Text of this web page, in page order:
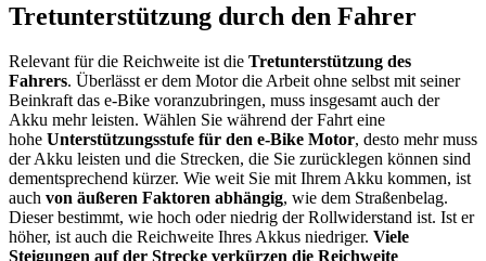
Tretunterstützung durch den Fahrer
Relevant für die Reichweite ist die Tretunterstützung des
Fahrers. Überlässt er dem Motor die Arbeit ohne selbst mit seiner
Beinkraft das e-Bike voranzubringen, muss insgesamt auch der
Akku mehr leisten. Wählen Sie während der Fahrt eine
hohe Unterstützungsstufe für den e-Bike Motor, desto mehr muss
der Akku leisten und die Strecken, die Sie zurücklegen können sind
dementsprechend kürzer. Wie weit Sie mit Ihrem Akku kommen, ist
auch von äußeren Faktoren abhängig, wie dem Straßenbelag.
Dieser bestimmt, wie hoch oder niedrig der Rollwiderstand ist. Ist er
höher, ist auch die Reichweite Ihres Akkus niedriger. Viele
Steigungen auf der Strecke verkürzen die Reichweite